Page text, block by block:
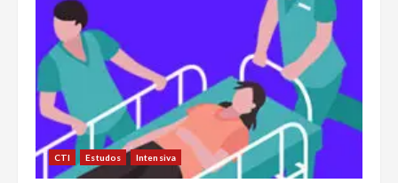
CTI Estudos Intensiva